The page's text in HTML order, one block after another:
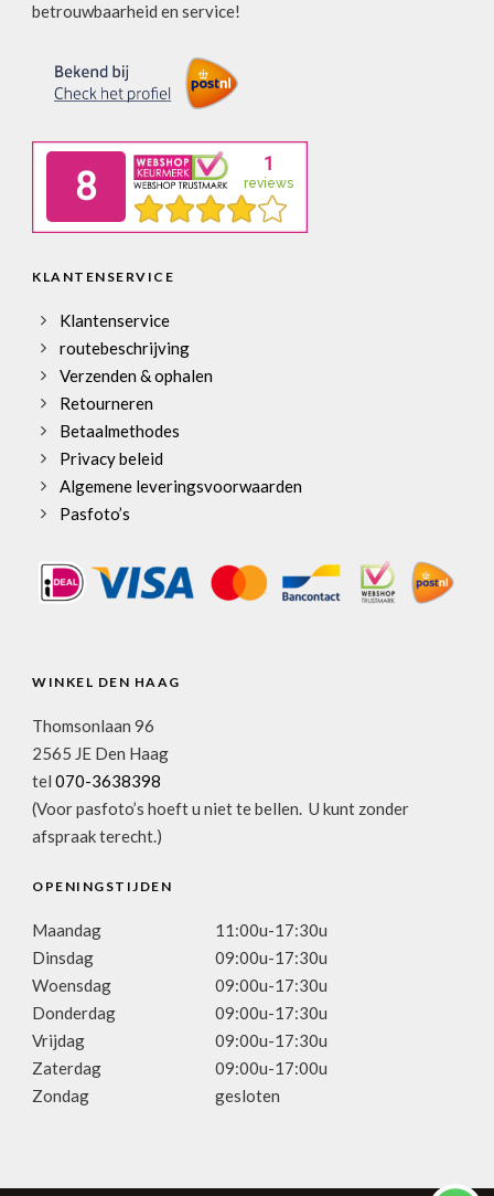
betrouwbaarheid en service!
KLANTENSERVICE
Klantenservice
routebeschrijving
Verzenden & ophalen
Retourneren
Betaalmethodes
Privacy beleid
Algemene leveringsvoorwaarden
Pasfoto’s
WINKEL DEN HAAG
Thomsonlaan 96
2565 JE Den Haag
tel 070-3638398
(Voor pasfoto’s hoeft u niet te bellen. U kunt zonder
afspraak terecht.)
OPENINGSTIJDEN
Maandag
11:00u-17:30u
Dinsdag
09:00u-17:30u
Woensdag
09:00u-17:30u
Donderdag
09:00u-17:30u
Vrijdag
09:00u-17:30u
Zaterdag
09:00u-17:00u
Zondag
gesloten